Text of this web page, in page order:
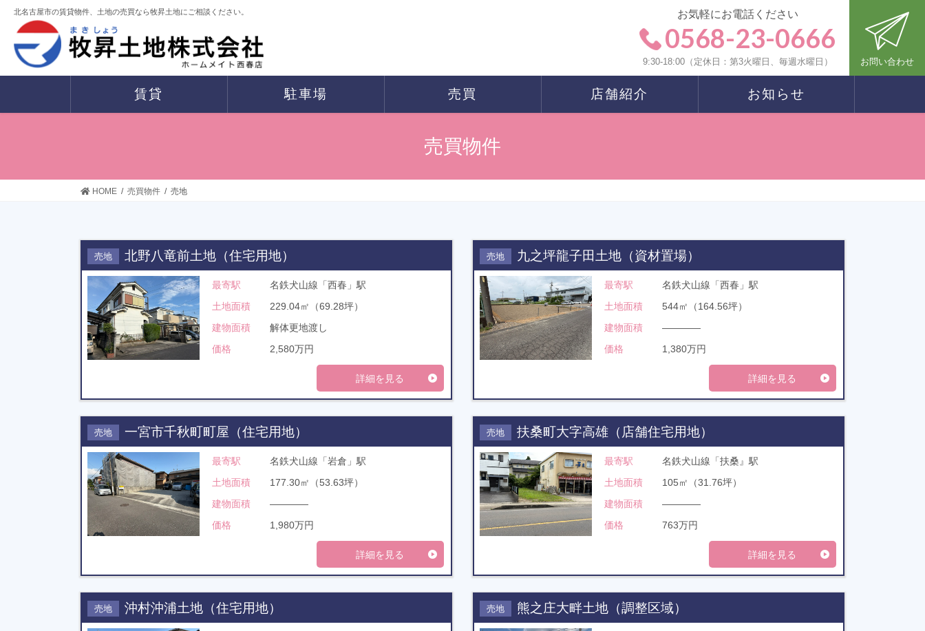
ツ
シ
北名古屋市の賃貸物件、土地の売買なら牧昇土地にご相談ください。
お問い合わせ
お気軽にお電話ください
0568-23-0666
9:30-18:00（定休日：第3火曜日、毎週水曜日）
賃貸 駐車場 売買 店舗紹介 お知らせ
売買物件
HOME 売買物件 売地
売地 北野八竜前土地（住宅用地）
最寄駅
名鉄犬山線「西春」駅
土地面積
229.04㎡（69.28坪）
建物面積
解体更地渡し
価格
2,580万円
詳細を見る
売地 九之坪龍子田土地（資材置場）
最寄駅
名鉄犬山線「西春」駅
土地面積
544㎡（164.56坪）
建物面積
――――
価格
1,380万円
詳細を見る
売地 一宮市千秋町町屋（住宅用地）
最寄駅
名鉄犬山線「岩倉」駅
土地面積
177.30㎡（53.63坪）
建物面積
――――
価格
1,980万円
詳細を見る
売地 扶桑町大字高雄（店舗住宅用地）
最寄駅
名鉄犬山線「扶桑』駅
土地面積
105㎡（31.76坪）
建物面積
――――
価格
763万円
詳細を見る
売地 沖村沖浦土地（住宅用地） 売地 熊之庄大畔土地（調整区域）